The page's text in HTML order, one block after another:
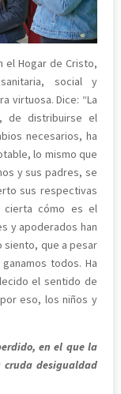
el Hogar de Cristo,
social y
virtuosa. Dice: “La
de distribuirse el
necesarios, ha
lo mismo que
y sus padres, se
sus respectivas
cierta cómo es el
y apoderados han
siento, que a pesar
todos. Ha
el sentido de
eso, los niños y
en el que la
cruda desigualdad